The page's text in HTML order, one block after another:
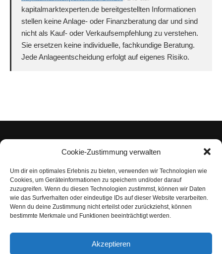
Cookie-Zustimmung verwalten
Um dir ein optimales Erlebnis zu bieten, verwenden wir Technologien wie
Cookies, um Geräteinformationen zu speichern und/oder darauf
zuzugreifen. Wenn du diesen Technologien zustimmst, können wir Daten
wie das Surfverhalten oder eindeutige IDs auf dieser Website verarbeiten.
Wenn du deine Zustimmung nicht erteilst oder zurückziehst, können
bestimmte Merkmale und Funktionen beeinträchtigt werden.
Akzeptieren
kapitalmarktexperten.de bereitgestellten Informationen
stellen keine Anlage- oder Finanzberatung dar und sind
nicht als Kauf- oder Verkaufsempfehlung zu verstehen.
Sie ersetzen keine individuelle, fachkundige Beratung.
Jede Anlageentscheidung erfolgt auf eigenes Risiko.
Impressum
Datenschutzerklärung
Nutzungsbedingungen | Haftungsausschluss
AGB